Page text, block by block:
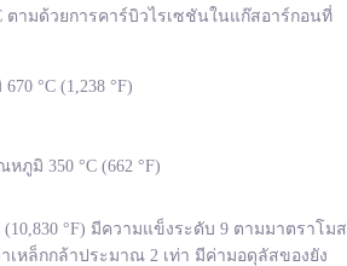
ตามด้วยการคาร์บิวไรเซชันในแก๊สอาร์กอนที่
°C (1,238 °F)
ภูมิ 350 °C (662 °F)
°F) มีความแข็งระดับ 9 ตามมาตราโมส
เหล็กกล้าประมาณ 2 เท่า มีค่ามอดุลัสของยัง